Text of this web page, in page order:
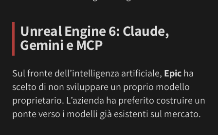
Unreal Engine 6: Claude,
Gemini e MCP
Sul fronte dell’intelligenza artificiale, Epicha
scelto di non sviluppare un proprio modello
proprietario. L’azienda ha preferito costruire un
ponte verso i modelli già esistenti sul mercato.